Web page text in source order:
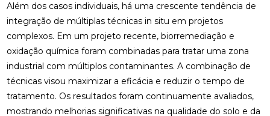
Além dos casos individuais, há uma crescente tendência de
integração de múltiplas técnicas in situ em projetos
complexos. Em um projeto recente, biorremediação e
oxidação química foram combinadas para tratar uma zona
industrial com múltiplos contaminantes. A combinação de
técnicas visou maximizar a eficácia e reduzir o tempo de
tratamento. Os resultados foram continuamente avaliados,
mostrando melhorias significativas na qualidade do solo e da